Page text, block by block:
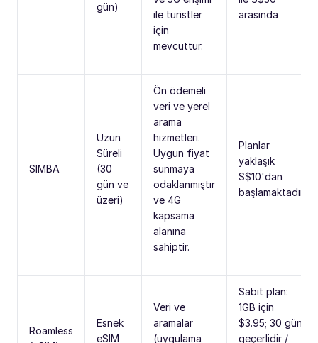
gün)
ile turistler
için
mevcuttur.
arasında
SIMBA
Uzun
Süreli
(30
gün ve
üzeri)
Ön ödemeli
veri ve yerel
arama
hizmetleri.
Uygun fiyat
sunmaya
odaklanmıştır
ve 4G
kapsama
alanına
sahiptir.
Planlar
yaklaşık
S$10'dan
başlamaktadır
Roamless
Esnek
eSIM
Veri ve
aramalar
(uygulama
Sabit plan:
1GB için
$3.95; 30 gün
geçerlidir /